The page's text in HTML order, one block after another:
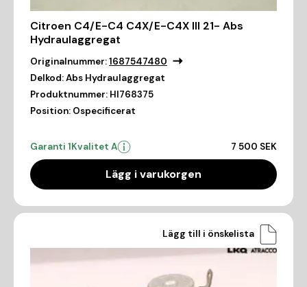
Citroen C4/E-C4 C4X/E-C4X III 21- Abs
Hydraulaggregat
Originalnummer:1687547480
Delkod:Abs Hydraulaggregat
Produktnummer: HI768375
Position: Ospecificerat
Garanti 1Kvalitet A 7 500 SEK
Lägg i varukorgen
Lägg till i önskelista